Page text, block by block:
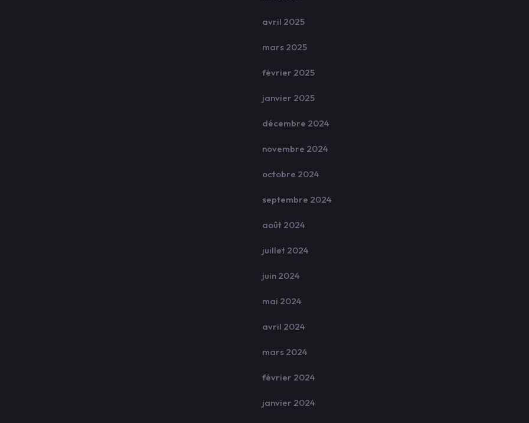
avril 2025
mars 2025
février 2025
janvier 2025
décembre 2024
novembre 2024
octobre 2024
septembre 2024
août 2024
juillet 2024
juin 2024
mai 2024
avril 2024
mars 2024
février 2024
janvier 2024